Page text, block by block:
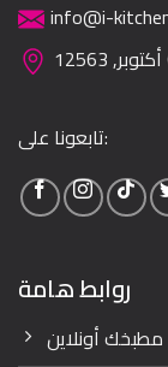
info@i-
تابعونا على:
روابط هامة
أونلاين